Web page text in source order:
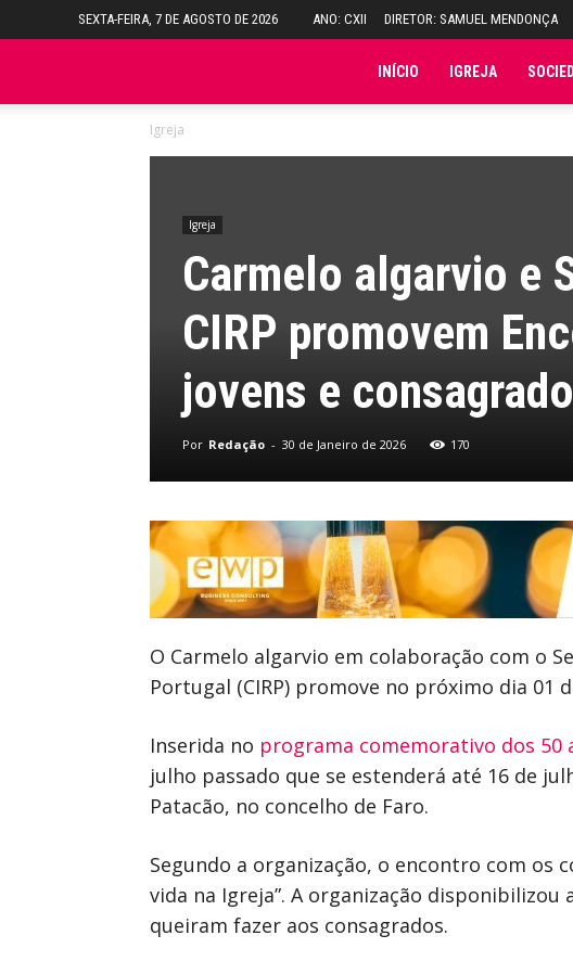
SEXTA-FEIRA, 7 DE AGOSTO DE 2026 ANO: CXII DIRETOR: SAMUEL MENDONÇA
INÍCIO IGREJA
Igreja
Igreja
Carmelo algarvio e
CIRP promovem
jovens e
Por Redação - 30 de Janeiro de 2026 170
O Carmelo algarvio em colaboração com o
Portugal (CIRP) promove no próximo dia 01
Inserida no programa comemorativo dos 50
julho passado que se estenderá até 16 de
Patacão, no concelho de Faro.
Segundo a organização, o encontro com os
vida na Igreja”. A organização
queiram fazer aos consagrados.